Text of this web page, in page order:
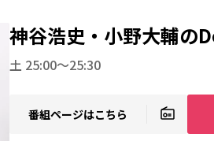
神谷浩史・小野大輔
土 25:00～25:30
番組ページはこちら